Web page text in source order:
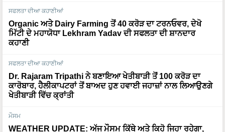
ਸਫਲਤਾ ਦੀਆ ਕਹਾਣੀਆਂ
Organic ਅਤੇ Dairy Farming ਤੋਂ 40 ਕਰੋੜ ਦਾ ਟਰਨਓਵਰ, ਦੇਖੋ
ਮਿੱਟੀ ਦੇ ਮਹਾਯੋਧਾ Lekhram Yadav ਦੀ ਸਫਲਤਾ ਦੀ ਸ਼ਾਨਦਾਰ
ਕਹਾਣੀ
ਸਫਲਤਾ ਦੀਆ ਕਹਾਣੀਆਂ
Dr. Rajaram Tripathi ਨੇ ਬਣਾਇਆ ਖੇਤੀਬਾੜੀ ਤੋਂ 100 ਕਰੋੜ ਦਾ
ਕਾਰੋਬਾਰ, ਹੈਲੀਕਾਪਟਰਾਂ ਤੋਂ ਬਾਅਦ ਹੁਣ ਹਵਾਈ ਜਹਾਜ਼ਾਂ ਨਾਲ ਲਿਆਉਣਗੇ
ਖੇਤੀਬਾੜੀ ਵਿੱਚ ਕ੍ਰਾਂਤੀ
ਮੌਸਮ
WEATHER UPDATE: ਅੱਜ ਮੌਸਮ ਕਿੱਥੇ ਅਤੇ ਕਿਹੋ ਜਿਹਾ ਰਹੇਗਾ,